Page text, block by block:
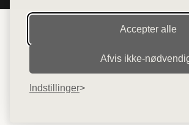
Accepter alle
Afvis
Indstillinger